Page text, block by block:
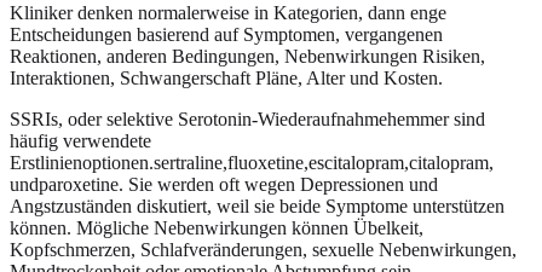
Kliniker denken normalerweise in Kategorien, dann enge
Entscheidungen basierend auf Symptomen, vergangenen
Reaktionen, anderen Bedingungen, Nebenwirkungen Risiken,
Interaktionen, Schwangerschaft Pläne, Alter und Kosten.
SSRIs, oder selektive Serotonin-Wiederaufnahmehemmer sind
häufig verwendete
Erstlinienoptionen.sertraline,fluoxetine,escitalopram,citalopram,
undparoxetine. Sie werden oft wegen Depressionen und
Angstzuständen diskutiert, weil sie beide Symptome unterstützen
können. Mögliche Nebenwirkungen können Übelkeit,
Kopfschmerzen, Schlafveränderungen, sexuelle Nebenwirkungen,